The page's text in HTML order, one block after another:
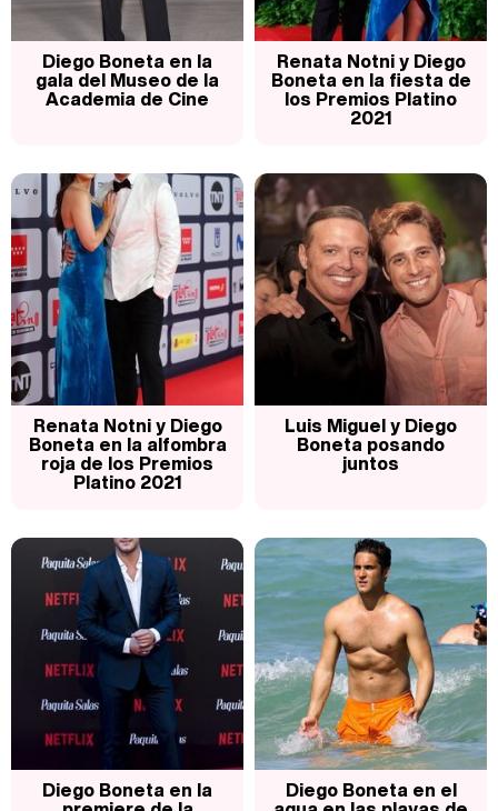
Así se tomó Felipe VI que la Infanta Sofía no quisiera recibir formación militar
Manu Baqueiro: "Tuve como referente a Bruce Willis en 'Luz de Luna' para mi trabajo en la serie 'Perdiendo el juicio'"
Magdalena de Suecia responde a las críticas y explica por qué le han permitido lanzar su propio negocio
Diego Boneta en la
gala del Museo de la
Academia de Cine
Renata Notni y Diego
Boneta en la fiesta de
los Premios Platino
2021
Renata Notni y Diego
Boneta en la alfombra
roja de los Premios
Platino 2021
Luis Miguel y Diego
Boneta posando
juntos
Diego Boneta en la Diego Boneta en el